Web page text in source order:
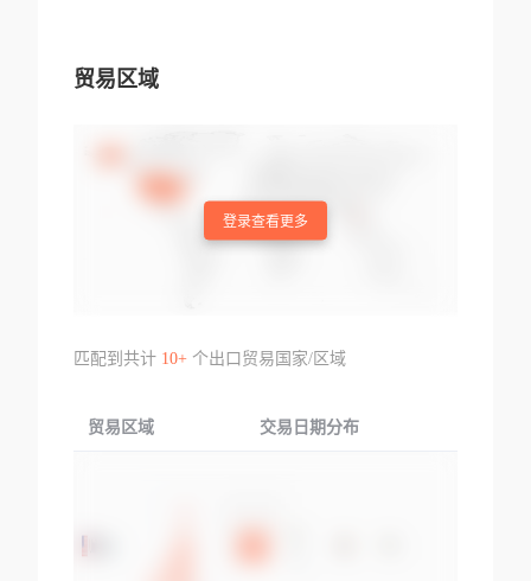
贸易区域
登录查看更多
匹配到共计 10+个出口贸易国家/区域
贸易区域 交易日期分布